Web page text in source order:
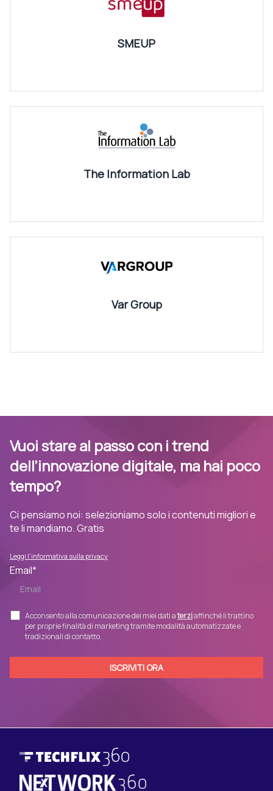
SMEUP
The Information Lab
Var Group
Vuoi stare al passo con i trend
dell’innovazione digitale, ma hai poco
tempo?
Ci pensiamo noi: selezioniamo solo i contenuti migliori e
te li mandiamo. Gratis
Leggi l'informativa sulla privacy
Email*
Acconsento alla comunicazione dei miei dati aterziaffinché li trattino
per proprie finalità di marketing tramite modalità automatizzate e
tradizionali di contatto.